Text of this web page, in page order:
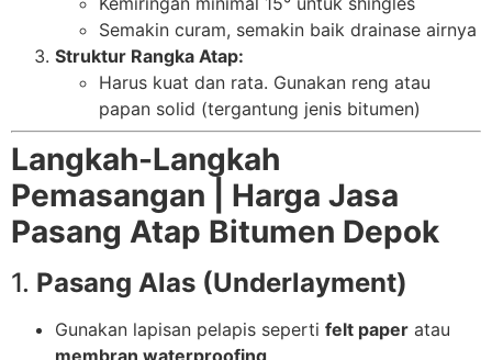
Semakin curam, semakin baik drainase airnya
Struktur Rangka Atap:
Harus kuat dan rata. Gunakan reng atau
papan solid (tergantung jenis bitumen)
Langkah-Langkah
Pemasangan | Harga Jasa
Pasang Atap Bitumen Depok
1. Pasang Alas (Underlayment)
Gunakan lapisan pelapis seperti felt paper atau